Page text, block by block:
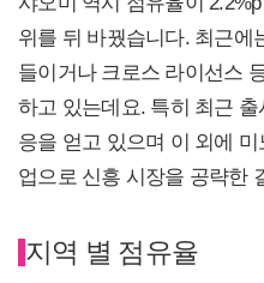
위를 뒤 바꿨습니다. 최근에
들이거나 크로스 라이선스
하고 있는데요. 특히 최근 출
응을 얻고 있으며 이 외에
업으로 신흥 시장을 공략한
지역 별 점유율